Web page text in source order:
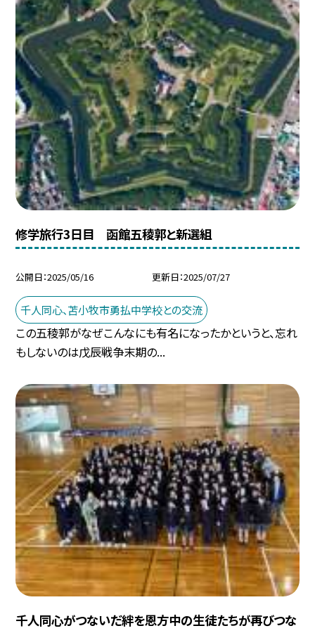
修学旅行3日目 函館五稜郭と新選組
公開日 2025/05/16 更新日 2025/07/27
千人同心、苫小牧市勇払中学校との交流
この五稜郭がなぜこんなにも有名になったかというと、忘れ
もしないのは戊辰戦争末期の...
千人同心がつないだ絆を恩方中の生徒たちが再びつな